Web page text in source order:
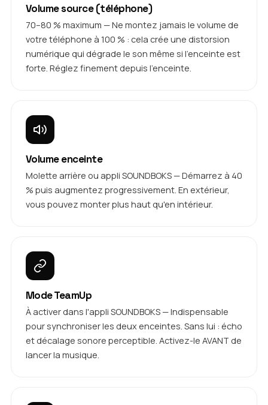
Volume source (téléphone)
70–80 % maximum — Ne montez jamais le volume de
votre téléphone à 100 % : cela crée une distorsion
numérique qui dégrade le son même si l'enceinte est
forte. Réglez finement depuis l'enceinte.
Volume enceinte
Molette arrière ou appli SOUNDBOKS — Démarrez à 40
% puis augmentez progressivement. En extérieur,
vous pouvez monter plus haut qu'en intérieur.
Mode TeamUp
À activer dans l'appli SOUNDBOKS — Indispensable
pour synchroniser les deux enceintes. Sans lui : écho
et décalage sonore perceptible. Activez-le AVANT de
lancer la musique.